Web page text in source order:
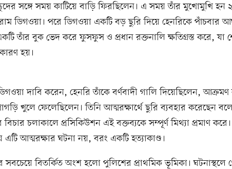
সঙ্গে সময় কাটিয়ে বাড়ি ফিরছিলেন। এ সময় তাঁর মুখোমুখি হন
ডিগওয়া। পরে ডিগওয়া একটি বড় ছুরি দিয়ে হেনরিকে পাঁচবার
তাঁর বুক ভেদ করে ফুসফুস ও প্রধান রক্তনালি ক্ষতিগ্রস্ত করে, যা
হয়।
দাবি করেন, হেনরি তাঁকে বর্ণবাদী গালি দিয়েছিলেন,
খুলে ফেলেছিলেন। তিনি আত্মরক্ষার্থে ছুরি ব্যবহার করেছেন
বিচার চলাকালে প্রসিকিউশন এই বক্তব্যকে সম্পূর্ণ মিথ্যা প্রমাণ
এটি আত্মরক্ষার ঘটনা নয়, বরং একটি হত্যাকাণ্ড।
সবচেয়ে বিতর্কিত অংশ হলো পুলিশের প্রাথমিক ভূমিকা। ঘটনাস্থলে